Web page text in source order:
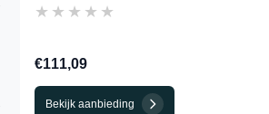
★★★★★
★★★★★
€111,09
Bekijk aanbieding